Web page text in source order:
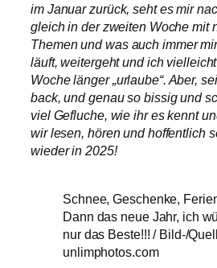
im Januar zurück, seht es mir
gleich in der zweiten Woche mit
Themen und was auch immer
läuft, weitergeht und ich
Woche länger „urlaube“. Aber,
back, und genau so bissig und
viel Gefluche, wie ihr es kennt
wir lesen, hören und hoffentlich
wieder in 2025!
Schnee, Geschenke,
Dann das neue Jahr, ich
nur das Beste!!! / Bild-/
unlimphotos.com